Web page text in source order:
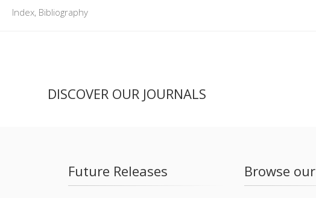
Index, Bibliography
DISCOVER OUR JOURNALS
Future Releases Browse our